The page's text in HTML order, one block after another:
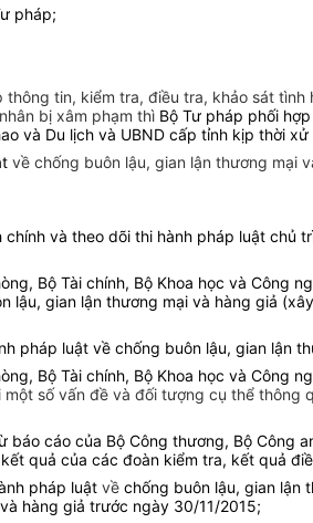
pháp;
tin, kiểm tra, điều tra, khảo sát
bị xâm phạm thì Bộ Tư pháp phối
và Du lịch và UBND cấp tỉnh kịp thời
về chống buôn lậu, gian lận thương mại
và theo dõi thi hành pháp luật
Bộ Tài chính, Bộ Khoa học và Công
lậu, gian lận thương mại và hàng giả
pháp luật về chống buôn lậu, gian lận
Bộ Tài chính, Bộ Khoa học và Công
số vấn đề và đối tượng cụ thể thông
cáo của Bộ Công thương, Bộ Công
quả của các đoàn kiểm tra, kết quả
pháp luật về chống buôn lậu, gian lận
hàng giả trước ngày 30/11/2015;